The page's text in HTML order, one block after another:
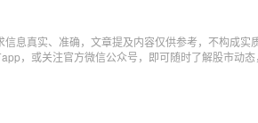
信息真实、准确，文章提及内容仅供参考，不构成实
app，或关注官方微信公众号，即可随时了解股市动